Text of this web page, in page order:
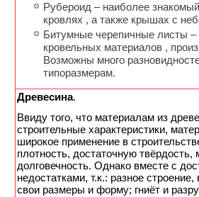
Рубероид – наиболее
кровлях , а также крышах с
Битумные черепичные листы –
кровельных материалов ,
Возможны много
типоразмерам.
Древесина.
Ввиду того, что материалам из
строительные характеристики,
широкое применение в
плотность, достаточную
долговечность. Однако вместе с
недостатками, т.к.: разное
свои размеры и форму; гниёт и